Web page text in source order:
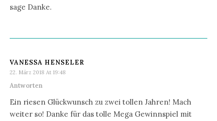
sage Danke.
VANESSA HENSELER
22. März 2018 At 19:48
Antworten
Ein riesen Glückwunsch zu zwei tollen Jahren! Mach
weiter so! Danke für das tolle Mega Gewinnspiel mit